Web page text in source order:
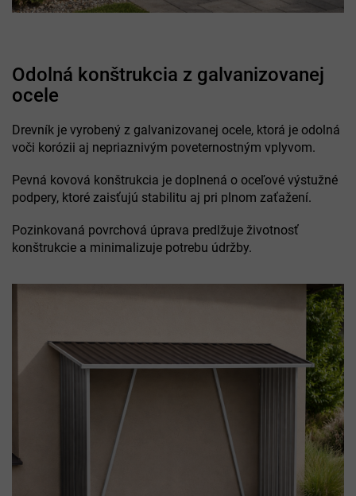
Odolná konštrukcia z galvanizovanej
ocele
Drevník je vyrobený z galvanizovanej ocele, ktorá je odolná
voči korózii aj nepriaznivým poveternostným vplyvom.
Pevná kovová konštrukcia je doplnená o oceľové výstužné
podpery, ktoré zaisťujú stabilitu aj pri plnom zaťažení.
Pozinkovaná povrchová úprava predlžuje životnosť
konštrukcie a minimalizuje potrebu údržby.